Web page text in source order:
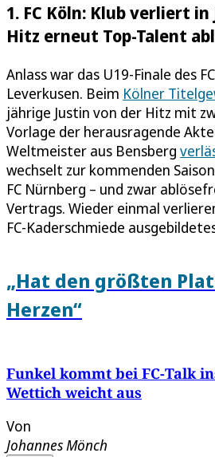
1. FC Köln: Klub verliert
Hitz erneut Top-Talent
Anlass war das U19-Finale des
Leverkusen. Beim Kölner
jährige Justin von der Hitz mit
Vorlage der herausragende
Weltmeister aus Bensberg
wechselt zur kommenden
FC Nürnberg – und zwar
Vertrags. Wieder einmal
FC-Kaderschmiede
„Hat den größten
Herzen“
Funkel kommt bei FC-Talk
Wettich weicht aus
Von
Johannes Mönch